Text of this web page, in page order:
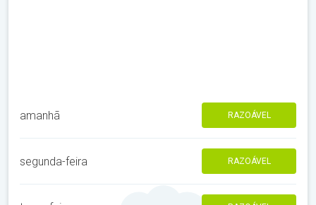
amanhã RAZOÁVEL
segunda-feira RAZOÁVEL